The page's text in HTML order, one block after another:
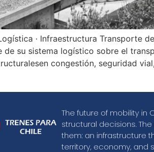
· Infraestructura Transporte
de su sistema logístico sobre el
congestión, seguridad
The future of mobility in
structural decisions.
them: an infrastructure
territory, economy, and